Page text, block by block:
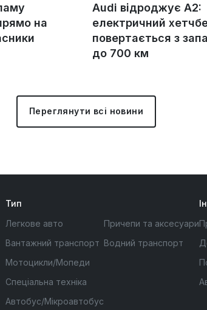
на
Audi відроджує A2:
електричний
повертається з
до 700 км
Переглянути всі новини
Тип
Легкове авто
Вантажний транспорт
Мотоцикли/Мопеди
Спеціальна техніка
Автобус/Мікроавтобус
Причепи та аксесуари
Водний транспорт